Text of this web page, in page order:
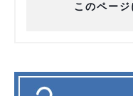
このペー